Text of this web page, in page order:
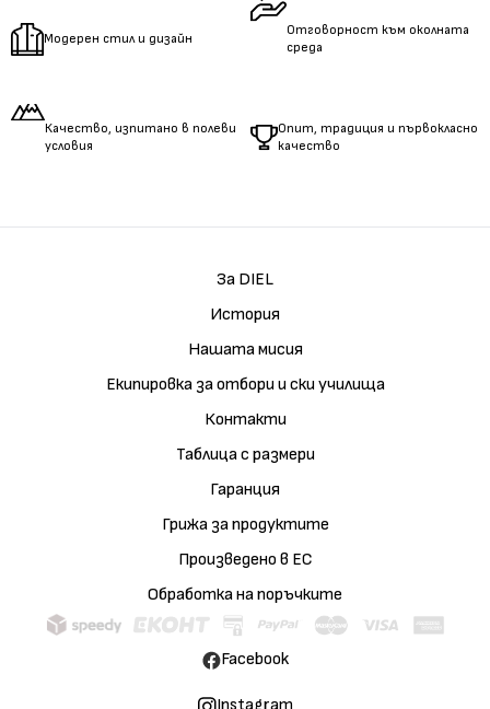
Модерен стил и дизайн
Отговорност към околната
среда
Качество, изпитано в полеви
условия
Опит, традиция и първокласно
качество
За DIEL
История
Нашата мисия
Екипировка за отбори и ски училища
Контакти
Таблица с размери
Гаранция
Грижа за продуктите
Произведено в ЕС
Обработка на поръчките
Facebook